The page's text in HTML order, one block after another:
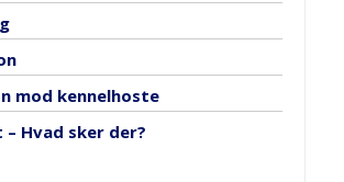
mod kennelhoste
– Hvad sker der?